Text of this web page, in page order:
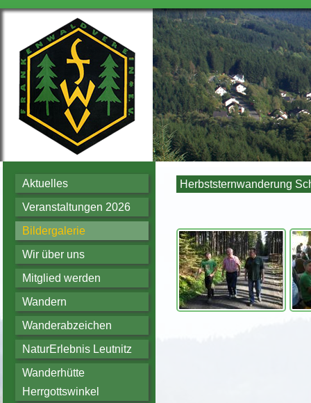
Aktuelles
Veranstaltungen 2026
Bildergalerie
Wir über uns
Mitglied werden
Wandern
Wanderabzeichen
NaturErlebnis Leutnitz
Wanderhütte
Herrgottswinkel
Herbststernwanderung